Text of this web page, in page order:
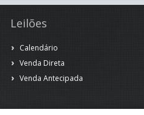
Leilões
Calendário
Venda Direta
Venda Antecipada